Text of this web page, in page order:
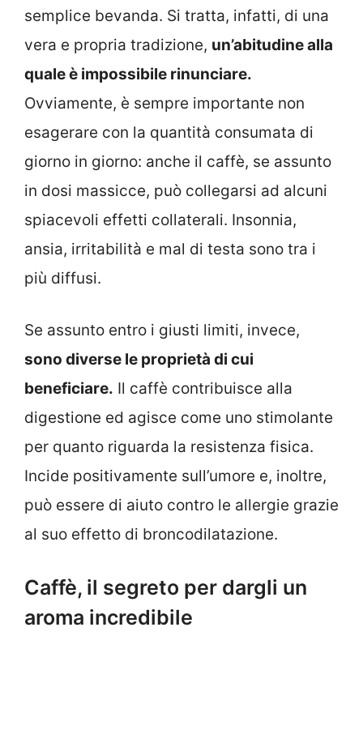
semplice bevanda. Si tratta, infatti, di una
vera e propria tradizione, un’abitudine alla
quale è impossibile rinunciare.
Ovviamente, è sempre importante non
esagerare con la quantità consumata di
giorno in giorno: anche il caffè, se assunto
in dosi massicce, può collegarsi ad alcuni
spiacevoli effetti collaterali. Insonnia,
ansia, irritabilità e mal di testa sono tra i
più diffusi.
Se assunto entro i giusti limiti, invece,
sono diverse le proprietà di cui
beneficiare. Il caffè contribuisce alla
digestione ed agisce come uno stimolante
per quanto riguarda la resistenza fisica.
Incide positivamente sull’umore e, inoltre,
può essere di aiuto contro le allergie grazie
al suo effetto di broncodilatazione.
Caffè, il segreto per dargli un
aroma incredibile